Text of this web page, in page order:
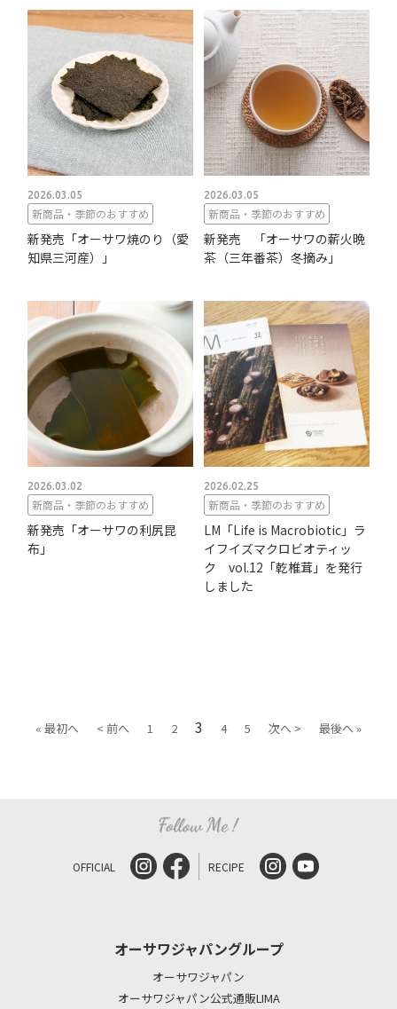
2026.03.05
新商品・季節のおすすめ
新発売「オーサワ焼のり（愛
知県三河産）」
2026.03.05
新商品・季節のおすすめ
新発売 「オーサワの薪火晩
茶（三年番茶）冬摘み」
2026.03.02
新商品・季節のおすすめ
新発売「オーサワの利尻昆
布」
2026.02.25
新商品・季節のおすすめ
LM「Life is Macrobiotic」ラ
イフイズマクロビオティッ
ク vol.12「乾椎茸」を発行
しました
« 最初へ < 前へ 1 2 3 4 5 次へ > 最後へ »
OFFICIAL RECIPE
オーサワジャパングループ
オーサワジャパン
オーサワジャパン公式通販LIMA